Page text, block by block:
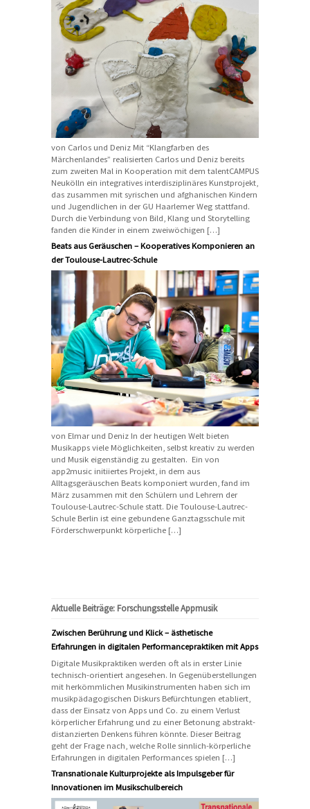
von Carlos und Deniz Mit “Klangfarben des
Märchenlandes” realisierten Carlos und Deniz bereits
zum zweiten Mal in Kooperation mit dem talentCAMPUS
Neukölln ein integratives interdisziplinäres Kunstprojekt,
das zusammen mit syrischen und afghanischen Kindern
und Jugendlichen in der GU Haarlemer Weg stattfand.
Durch die Verbindung von Bild, Klang und Storytelling
fanden die Kinder in einem zweiwöchigen […]
Beats aus Geräuschen – Kooperatives Komponieren an
der Toulouse-Lautrec-Schule
von Elmar und Deniz In der heutigen Welt bieten
Musikapps viele Möglichkeiten, selbst kreativ zu werden
und Musik eigenständig zu gestalten. Ein von
app2music initiiertes Projekt, in dem aus
Alltagsgeräuschen Beats komponiert wurden, fand im
März zusammen mit den Schülern und Lehrern der
Toulouse-Lautrec-Schule statt. Die Toulouse-Lautrec-
Schule Berlin ist eine gebundene Ganztagsschule mit
Förderschwerpunkt körperliche […]
Aktuelle Beiträge: Forschungsstelle Appmusik
Zwischen Berührung und Klick – ästhetische
Erfahrungen in digitalen Performancepraktiken mit Apps
Digitale Musikpraktiken werden oft als in erster Linie
technisch-orientiert angesehen. In Gegenüberstellungen
mit herkömmlichen Musikinstrumenten haben sich im
musikpädagogischen Diskurs Befürchtungen etabliert,
dass der Einsatz von Apps und Co. zu einem Verlust
körperlicher Erfahrung und zu einer Betonung abstrakt-
distanzierten Denkens führen könnte. Dieser Beitrag
geht der Frage nach, welche Rolle sinnlich-körperliche
Erfahrungen in digitalen Performances spielen […]
Transnationale Kulturprojekte als Impulsgeber für
Innovationen im Musikschulbereich